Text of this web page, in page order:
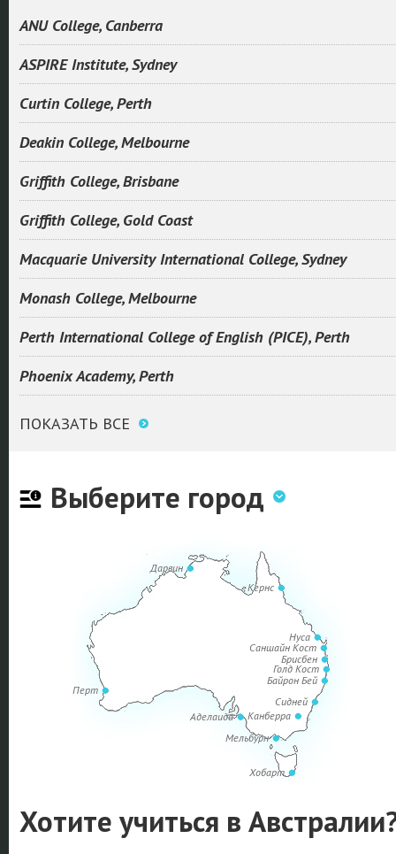
ANU College, Canberra
ASPIRE Institute, Sydney
Curtin College, Perth
Deakin College, Melbourne
Griffith College, Brisbane
Griffith College, Gold Coast
Macquarie University International College, Sydney
Monash College, Melbourne
Perth International College of English (PICE), Perth
Phoenix Academy, Perth
ПОКАЗАТЬ ВСЕ
Выберите город
Сидней
Аделаида
Байрон Бей
Брисбен
Голд Кост
Канберра
Кернс
Мельбурн
Перт
Саншайн Кост
Хобарт
Нуса
Дарвин
Хотите учиться в